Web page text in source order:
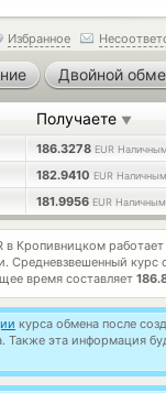
Избранное
Двойной
Получаете ▼
186.3278 EUR
182.9410 EUR
181.9956 EUR
в Кропивницком работает
Средневзвешенный курс
время составляет
курса обмена после
Также эта информация